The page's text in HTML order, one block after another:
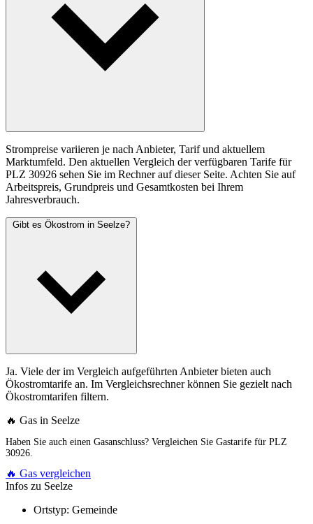
Strompreise variieren je nach Anbieter, Tarif und aktuellem
Marktumfeld. Den aktuellen Vergleich der verfügbaren Tarife für
PLZ 30926 sehen Sie im Rechner auf dieser Seite. Achten Sie auf
Arbeitspreis, Grundpreis und Gesamtkosten bei Ihrem
Jahresverbrauch.
Gibt es Ökostrom in Seelze?
Ja. Viele der im Vergleich aufgeführten Anbieter bieten auch
Ökostromtarife an. Im Vergleichsrechner können Sie gezielt nach
Ökostromtarifen filtern.
🔥 Gas in Seelze
Haben Sie auch einen Gasanschluss? Vergleichen Sie Gastarife für PLZ
30926.
🔥 Gas vergleichen
Infos zu Seelze
Ortstyp: Gemeinde